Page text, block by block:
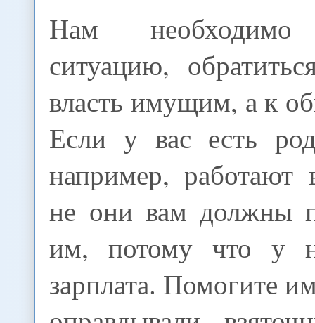
Нам необходимо
ситуацию,
власть имущим, а к
Если у вас есть
например,
не они вам должны
им, потому что у
зарплата. Помогите